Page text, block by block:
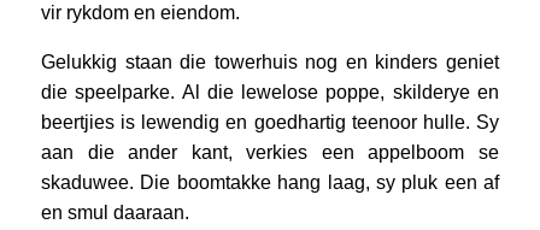
vir rykdom en eiendom.
Gelukkig staan die towerhuis nog en kinders geniet
die speelparke. Al die lewelose poppe, skilderye en
beertjies is lewendig en goedhartig teenoor hulle. Sy
aan die ander kant, verkies een appelboom se
skaduwee. Die boomtakke hang laag, sy pluk een af
en smul daaraan.